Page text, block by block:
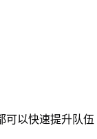
可以快速提升队伍